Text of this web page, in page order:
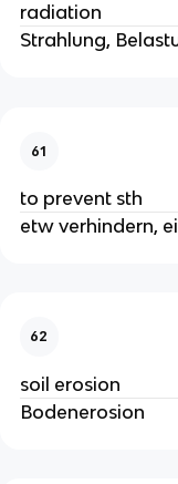
radiation
Strahlung,
61
to prevent sth
etw verhindern,
62
soil erosion
Bodenerosion